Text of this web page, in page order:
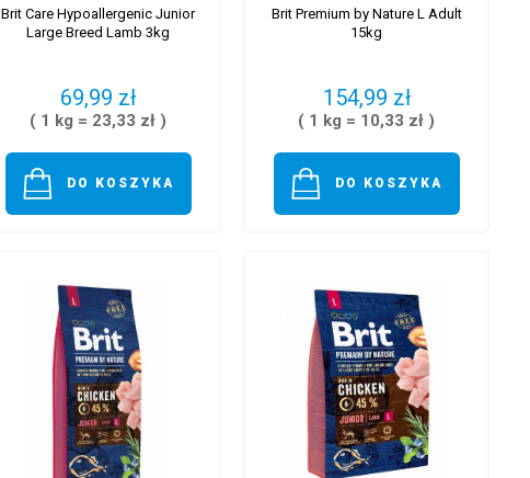
Brit Care Hypoallergenic Junior
Large Breed Lamb 3kg
69,99 zł
( 1 kg = 23,33 zł )
DO KOSZYKA
Brit Premium by Nature L Adult
15kg
154,99 zł
( 1 kg = 10,33 zł )
DO KOSZYKA